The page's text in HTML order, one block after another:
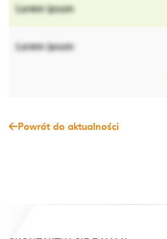
Lorem ipsum
Lorem ipsum
Powrót do aktualności